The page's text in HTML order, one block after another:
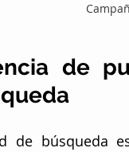
de
de búsqueda